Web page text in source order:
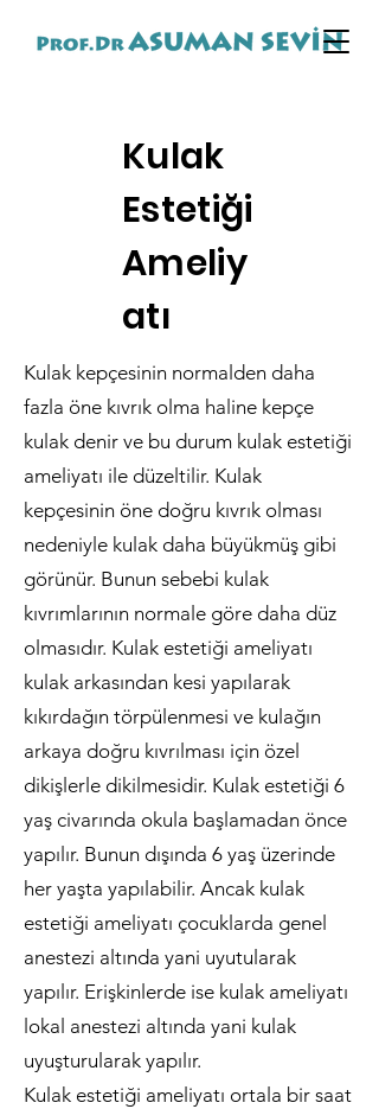
Kulak
Estetiği
Ameliy
atı
Kulak kepçesinin normalden daha
fazla öne kıvrık olma haline kepçe
kulak denir ve bu durum kulak estetiği
ameliyatı ile düzeltilir. Kulak
kepçesinin öne doğru kıvrık olması
nedeniyle kulak daha büyükmüş gibi
görünür. Bunun sebebi kulak
kıvrımlarının normale göre daha düz
olmasıdır. Kulak estetiği ameliyatı
kulak arkasından kesi yapılarak
kıkırdağın törpülenmesi ve kulağın
arkaya doğru kıvrılması için özel
dikişlerle dikilmesidir. Kulak estetiği 6
yaş civarında okula başlamadan önce
yapılır. Bunun dışında 6 yaş üzerinde
her yaşta yapılabilir. Ancak kulak
estetiği ameliyatı çocuklarda genel
anestezi altında yani uyutularak
yapılır. Erişkinlerde ise kulak ameliyatı
lokal anestezi altında yani kulak
uyuşturularak yapılır.
Kulak estetiği ameliyatı ortala bir saat